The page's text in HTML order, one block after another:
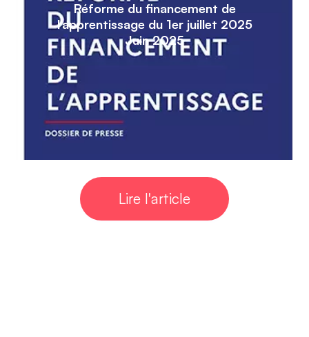
Réforme du financement de
l’apprentissage du 1er juillet 2025
Juin 2025
Lire l'article